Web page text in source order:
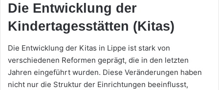
Die Entwicklung der
Kindertagesstätten (Kitas)
Die Entwicklung der Kitas in Lippe ist stark von
verschiedenen Reformen geprägt, die in den letzten
Jahren eingeführt wurden. Diese Veränderungen haben
nicht nur die Struktur der Einrichtungen beeinflusst,